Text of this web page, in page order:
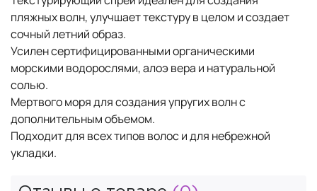
пляжных волн, улучшает текстуру в целом и создает
сочный летний образ.
Усилен сертифицированными органическими
морскими водорослями, алоэ вера и натуральной
солью.
Мертвого моря для создания упругих волн с
дополнительным объемом.
Подходит для всех типов волос и для небрежной
укладки.